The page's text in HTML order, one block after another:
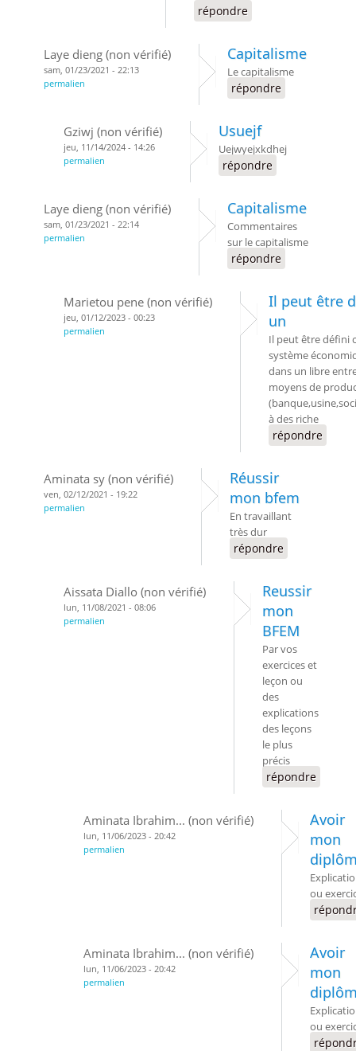
répondre
Laye dieng (non vérifié)
sam, 01/23/2021 - 22:13
permalien
Capitalisme
Le capitalisme
répondre
Gziwj (non vérifié)
jeu, 11/14/2024 - 14:26
permalien
Usuejf
Uejwyejxkdhej
répondre
Laye dieng (non vérifié)
sam, 01/23/2021 - 22:14
permalien
Capitalisme
Commentaires
sur le capitalisme
répondre
Marietou pene (non vérifié)
jeu, 01/12/2023 - 00:23
permalien
Il peut être
un
Il peut être défini
système
dans un libre
moyens de
à des riche
répondre
Aminata sy (non vérifié)
ven, 02/12/2021 - 19:22
permalien
Réussir
mon bfem
En travaillant
très dur
répondre
Aissata Diallo (non vérifié)
lun, 11/08/2021 - 08:06
permalien
Reussir
mon
BFEM
Par vos
exercices et
leçon ou
des
explications
des leçons
le plus
précis
répondre
Aminata Ibrahim... (non vérifié)
lun, 11/06/2023 - 20:42
permalien
Avoir
mon
ou
Aminata Ibrahim... (non vérifié)
lun, 11/06/2023 - 20:42
permalien
Avoir
mon
ou